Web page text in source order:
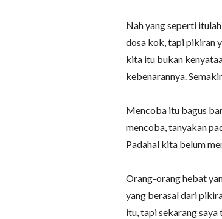
Nah yang seperti
dosa kok, tapi pikiran
kita itu bukan
kebenarannya.
Mencoba itu bagus
mencoba, tanyakan
Padahal kita belum
Orang-orang hebat
yang berasal dari
itu, tapi sekarang